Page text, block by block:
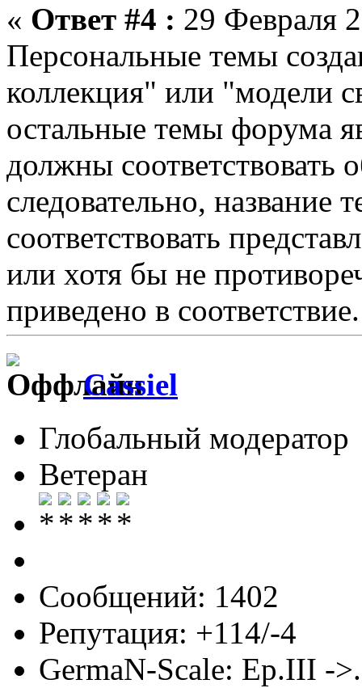
« Ответ #4 : 29 Февраля
Персональные темы
коллекция" или "модели
остальные темы форума
должны
следовательно,
соответствовать
или хотя бы не
приведено в соответствие.
Cassiel
Глобальный модератор
Ветеран
Сообщений: 1402
Репутация: +114/-4
GermaN-Scale: Ep.III -